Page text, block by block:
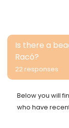
Is there a
Racó?
22 responses
Below you will
who have